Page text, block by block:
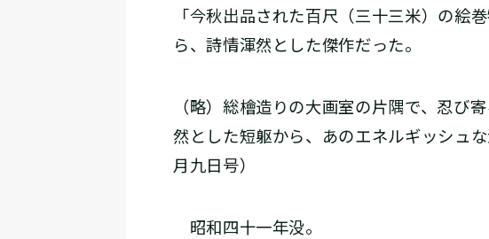
「今秋出品された百尺（三十三米）の絵
ら、詩情渾然とした傑作だった。
（略）総檜造りの大画室の片隅で、忍び
然とした短躯から、あのエネルギッシュ
月九日号）
昭和四十一年没。